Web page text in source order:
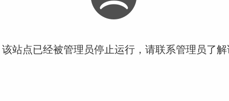
站点已经被管理员停止运行，请联系管理员了